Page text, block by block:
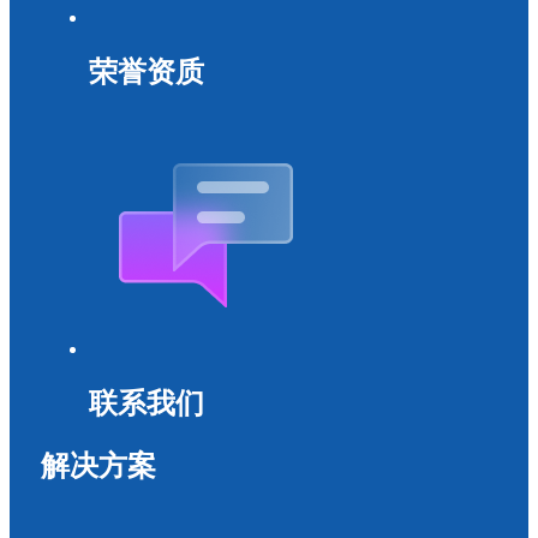
荣誉资质
联系我们
解决方案